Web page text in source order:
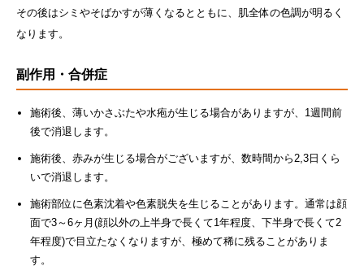
その後はシミやそばかすが薄くなるとともに、肌全体の色調が明るく
なります。
副作用・合併症
施術後、薄いかさぶたや水疱が生じる場合がありますが、1週間前
後で消退します。
施術後、赤みが生じる場合がございますが、数時間から2,3日くら
いで消退します。
施術部位に色素沈着や色素脱失を生じることがあります。通常は顔
面で3～6ヶ月(顔以外の上半身で長くて1年程度、下半身で長くて2
年程度)で目立たなくなりますが、極めて稀に残ることがありま
す。